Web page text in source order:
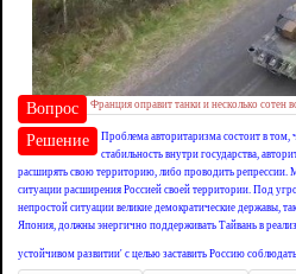
Вопрос Франция оправит танки и несколько сотен
Решение
Проблема авторитаризма состоит в том,
стабильность внутри государства,
расширять свою территорию, либо проводить репрессии.
ситуации расширения Россией своей территории. Под
непростой ситуации великие демократические державы,
Япония, должны энергично поддерживать Тайвань в
устойчивом развитии' с целью заставить Россию